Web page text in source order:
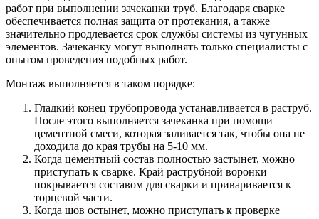
работ при выполнении зачеканки труб. Благодаря сварке
обеспечивается полная защита от протекания, а также
значительно продлевается срок службы системы из чугунных
элементов. Зачеканку могут выполнять только специалисты с
опытом проведения подобных работ.
Монтаж выполняется в таком порядке:
Гладкий конец трубопровода устанавливается в раструб.
После этого выполняется зачеканка при помощи
цементной смеси, которая заливается так, чтобы она не
доходила до края трубы на 5-10 мм.
Когда цементный состав полностью застынет, можно
приступать к сварке. Край раструбной воронки
покрывается составом для сварки и приваривается к
торцевой части.
Когда шов остынет, можно приступать к проверке